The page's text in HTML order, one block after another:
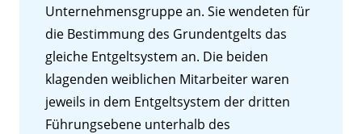
Unternehmensgruppe an. Sie wendeten für
die Bestimmung des Grundentgelts das
gleiche Entgeltsystem an. Die beiden
klagenden weiblichen Mitarbeiter waren
jeweils in dem Entgeltsystem der dritten
Führungsebene unterhalb des